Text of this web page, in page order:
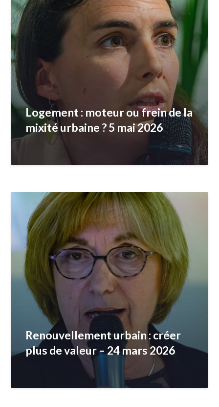
Logement : moteur ou frein de la
mixité urbaine ? 5 mai 2026
Renouvellement urbain : créer
plus de valeur – 24 mars 2026